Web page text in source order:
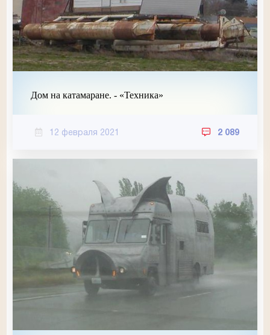
Дом на катамаране. - «Техника»
12 февраля 2021 2 089